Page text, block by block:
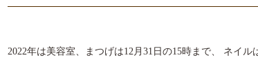
2022年は美容室、まつげは12月31日の15時まで、 ネイ